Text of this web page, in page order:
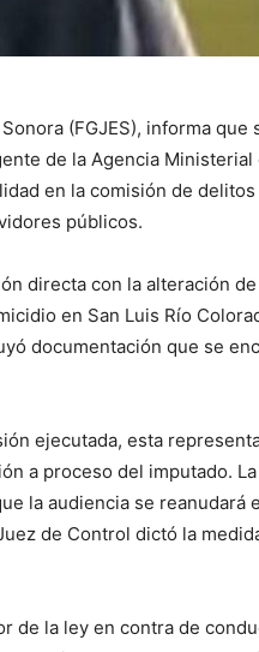
(FGJES), informa que
de la Agencia
en la comisión de
públicos.
directa con la alteración
en San Luis Río
documentación que se
ejecutada, esta
a proceso del imputado.
la audiencia se reanudará
de Control dictó la
de la ley en contra de